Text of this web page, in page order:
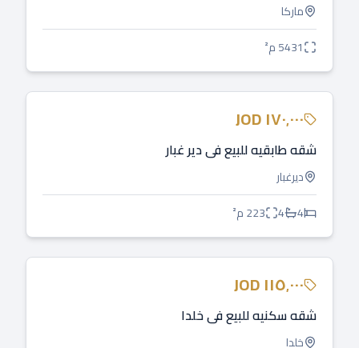
ماركا
5431م²
للبيع١٧٠٬٠٠٠JOD
شقه طابقيه للبيع في دير غبار
ديرغبار
4
4
223م²
للبيع١١٥٬٠٠٠JOD
شقه سكنيه للبيع في خلدا
خلدا